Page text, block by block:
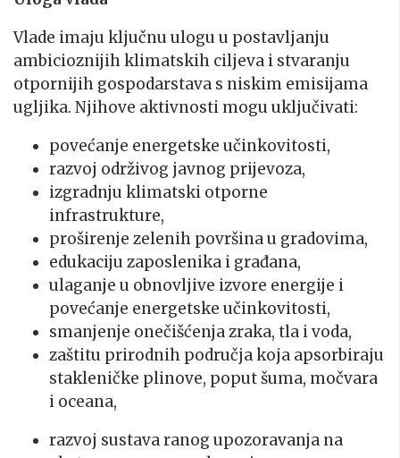
Vlade imaju ključnu ulogu u postavljanju
ambicioznijih klimatskih ciljeva i stvaranju
otpornijih gospodarstava s niskim emisijama
ugljika. Njihove aktivnosti mogu uključivati:
povećanje energetske učinkovitosti,
razvoj održivog javnog prijevoza,
izgradnju klimatski otporne
infrastrukture,
proširenje zelenih površina u gradovima,
edukaciju zaposlenika i građana,
ulaganje u obnovljive izvore energije i
povećanje energetske učinkovitosti,
smanjenje onečišćenja zraka, tla i voda,
zaštitu prirodnih područja koja apsorbiraju
stakleničke plinove, poput šuma, močvara
i oceana,
razvoj sustava ranog upozoravanja na